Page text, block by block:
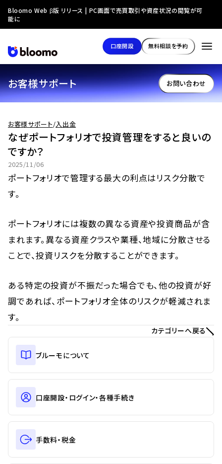
お客様サポート お問い合わせ
お客様サポート/入出金
なぜポートフォリオで投資管理をすると良いの
ですか？
2025/11/06
ポートフォリオで管理する最大の利点はリスク分散で
す。
ポートフォリオには複数の異なる資産や投資商品が含
まれます。異なる資産クラスや業種、地域に分散させる
ことで、投資リスクを分散することができます。
ある特定の投資が不振だった場合でも、他の投資が好
調であれば、ポートフォリオ全体のリスクが軽減されま
す。
カテゴリーへ戻る
ブルーモについて
口座開設・ログイン・各種手続き
手数料・税金
Bloomo Web β版 リリース | PC画面で売買取引や資産状況の閲覧が可
能に
口座開設 無料相談を予約